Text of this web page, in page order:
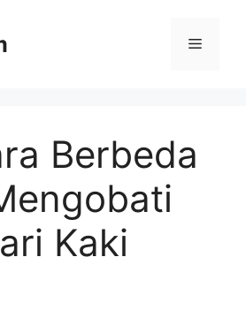
Menu
Berbeda
Kaki